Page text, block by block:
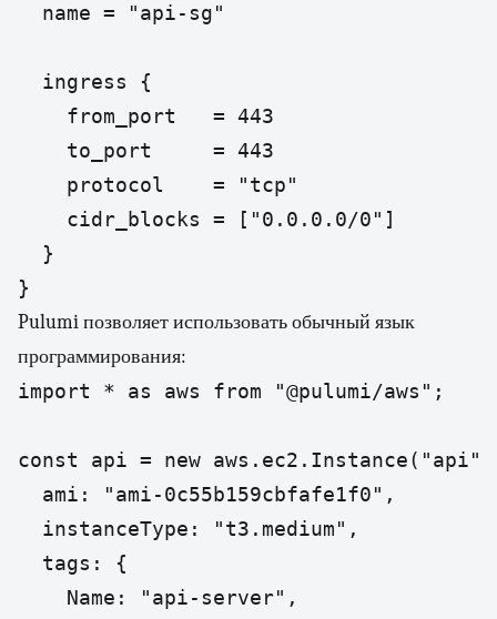
  name = "api-sg"
  ingress {
    from_port   = 443
    to_port     = 443
    protocol    = "tcp"
    cidr_blocks = ["0.0.0.0/0"]
  }
Pulumi позволяет использовать обычный язык
программирования:
import * as aws from "@pulumi/aws";
const api = new
  ami: "ami-0c55b159cbfafe1f0",
  instanceType: "t3.medium",
  tags: {
    Name: "api-server",